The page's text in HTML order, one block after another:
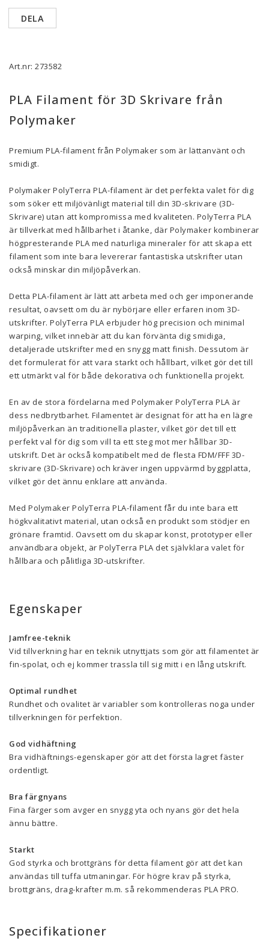
DELA
Art.nr: 273582
PLA Filament för 3D Skrivare från
Polymaker
Premium PLA-filament från Polymaker som är lättanvänt och
smidigt.
Polymaker PolyTerra PLA-filament är det perfekta valet för dig
som söker ett miljövänligt material till din 3D-skrivare (3D-
Skrivare) utan att kompromissa med kvaliteten. PolyTerra PLA
är tillverkat med hållbarhet i åtanke, där Polymaker kombinerar
högpresterande PLA med naturliga mineraler för att skapa ett
filament som inte bara levererar fantastiska utskrifter utan
också minskar din miljöpåverkan.
Detta PLA-filament är lätt att arbeta med och ger imponerande
resultat, oavsett om du är nybörjare eller erfaren inom 3D-
utskrifter. PolyTerra PLA erbjuder hög precision och minimal
warping, vilket innebär att du kan förvänta dig smidiga,
detaljerade utskrifter med en snygg matt finish. Dessutom är
det formulerat för att vara starkt och hållbart, vilket gör det till
ett utmärkt val för både dekorativa och funktionella projekt.
En av de stora fördelarna med Polymaker PolyTerra PLA är
dess nedbrytbarhet. Filamentet är designat för att ha en lägre
miljöpåverkan än traditionella plaster, vilket gör det till ett
perfekt val för dig som vill ta ett steg mot mer hållbar 3D-
utskrift. Det är också kompatibelt med de flesta FDM/FFF 3D-
skrivare (3D-Skrivare) och kräver ingen uppvärmd byggplatta,
vilket gör det ännu enklare att använda.
Med Polymaker PolyTerra PLA-filament får du inte bara ett
högkvalitativt material, utan också en produkt som stödjer en
grönare framtid. Oavsett om du skapar konst, prototyper eller
användbara objekt, är PolyTerra PLA det självklara valet för
hållbara och pålitliga 3D-utskrifter.
Egenskaper
Jamfree-teknik
Vid tillverkning har en teknik utnyttjats som gör att filamentet är
fin-spolat, och ej kommer trassla till sig mitt i en lång utskrift.
Optimal rundhet
Rundhet och ovalitet är variabler som kontrolleras noga under
tillverkningen för perfektion.
God vidhäftning
Bra vidhäftnings-egenskaper gör att det första lagret fäster
ordentligt.
Bra färgnyans
Fina färger som avger en snygg yta och nyans gör det hela
ännu bättre.
Starkt
God styrka och brottgräns för detta filament gör att det kan
användas till tuffa utmaningar. För högre krav på styrka,
brottgräns, drag-krafter m.m. så rekommenderas PLA PRO.
Specifikationer